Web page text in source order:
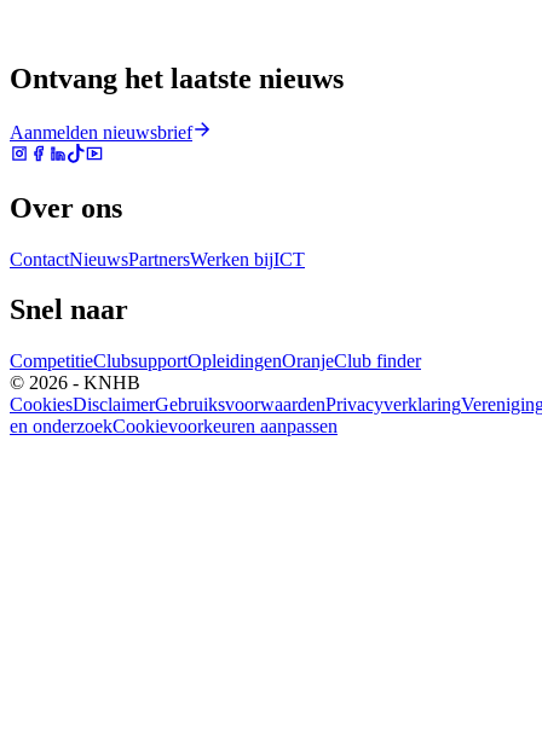
Ontvang het laatste nieuws
Aanmelden nieuwsbrief
Over ons
ContactNieuwsPartnersWerken bijICT
Snel naar
CompetitieClubsupportOpleidingenOranjeClub finder
© 2026 - KNHB
CookiesDisclaimerGebruiksvoorwaardenPrivacyverklaring
en onderzoekCookievoorkeuren aanpassen